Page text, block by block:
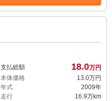
支払総額 18.0万円
本体価格
13. 0万円
年式
2009年
走行
16.9万km